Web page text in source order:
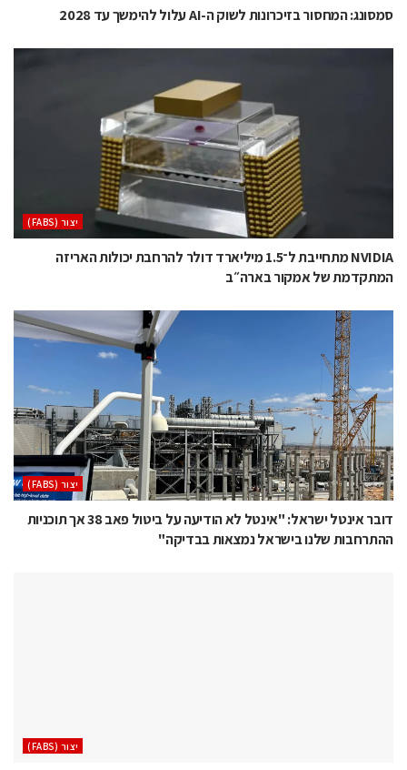
סמסונג: המחסור בזיכרונות לשוק ה-AI עלול להימשך עד 2028
‫יצור (‪(FABS‬‬
NVIDIA מתחייבת ל־1.5 מיליארד דולר להרחבת יכולות האריזה
המתקדמת של אמקור בארה״ב
‫יצור (‪(FABS‬‬
דובר אינטל ישראל: "אינטל לא הודיעה על ביטול פאב 38 אך תוכניות
ההתרחבות שלנו בישראל נמצאות בבדיקה"
‫יצור (‪(FABS‬‬